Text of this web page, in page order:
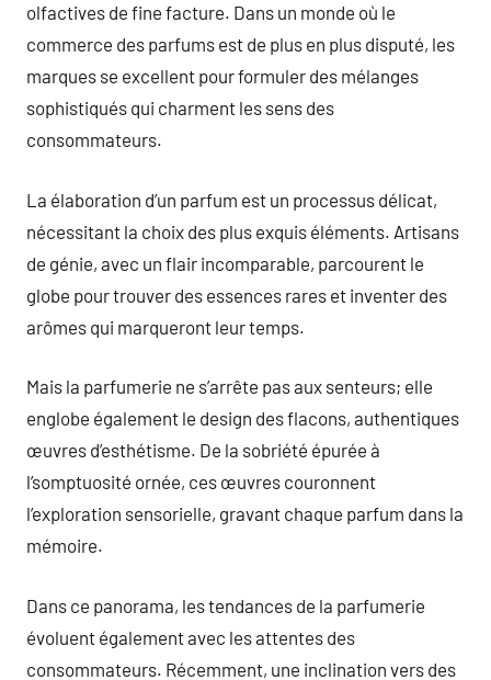
olfactives de fine facture. Dans un monde où le
commerce des parfums est de plus en plus disputé, les
marques se excellent pour formuler des mélanges
sophistiqués qui charment les sens des
consommateurs.
La élaboration d’un parfum est un processus délicat,
nécessitant la choix des plus exquis éléments. Artisans
de génie, avec un flair incomparable, parcourent le
globe pour trouver des essences rares et inventer des
arômes qui marqueront leur temps.
Mais la parfumerie ne s’arrête pas aux senteurs; elle
englobe également le design des flacons, authentiques
œuvres d’esthétisme. De la sobriété épurée à
l’somptuosité ornée, ces œuvres couronnent
l’exploration sensorielle, gravant chaque parfum dans la
mémoire.
Dans ce panorama, les tendances de la parfumerie
évoluent également avec les attentes des
consommateurs. Récemment, une inclination vers des